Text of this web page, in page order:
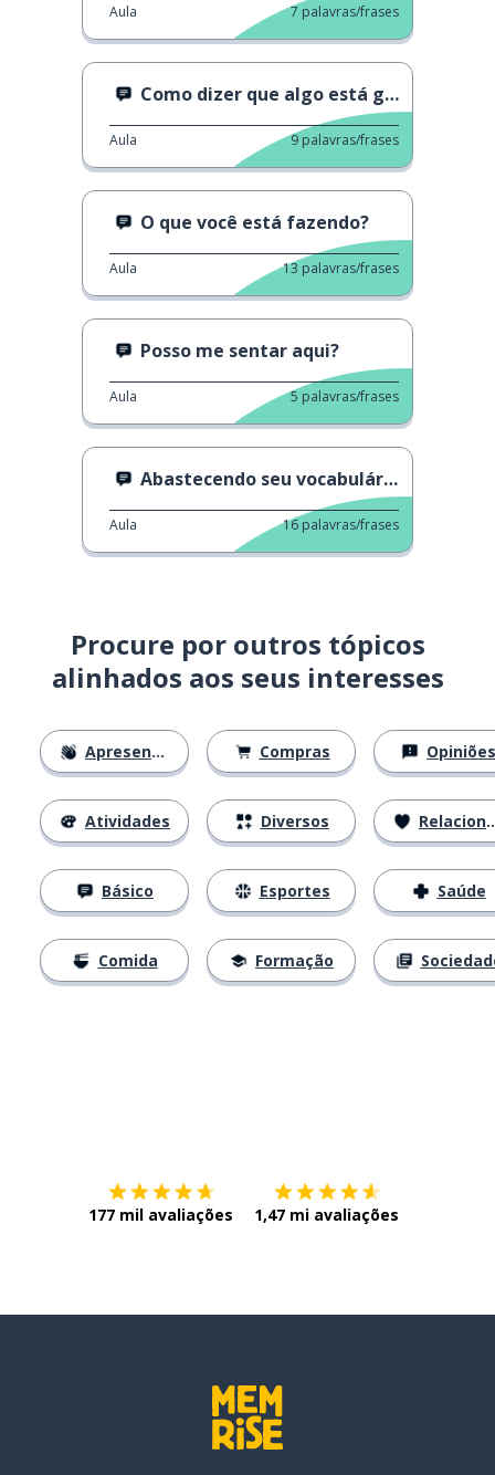
Aula 7 palavras/frases
Como dizer que algo está gostoso
Aula 9 palavras/frases
O que você está fazendo?
Aula 13 palavras/frases
Posso me sentar aqui?
Aula 5 palavras/frases
Abastecendo seu vocabulário: Cores
Aula 16 palavras/frases
Procure por outros tópicos
alinhados aos seus interesses
Apresentações
Atividades
Básico
Comida
Compras
Diversos
Esportes
Formação
Opiniões
Relacionamentos
Saúde
177 mil avaliações 1,47 mi avaliações